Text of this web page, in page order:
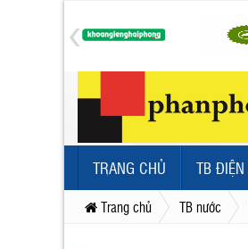
TRANG CHỦ TB ĐIỆN
Trang chủ TB nước